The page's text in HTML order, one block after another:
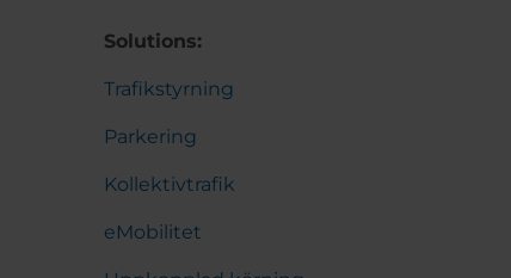
Solutions:
Trafikstyrning
Parkering
Kollektivtrafik
eMobilitet